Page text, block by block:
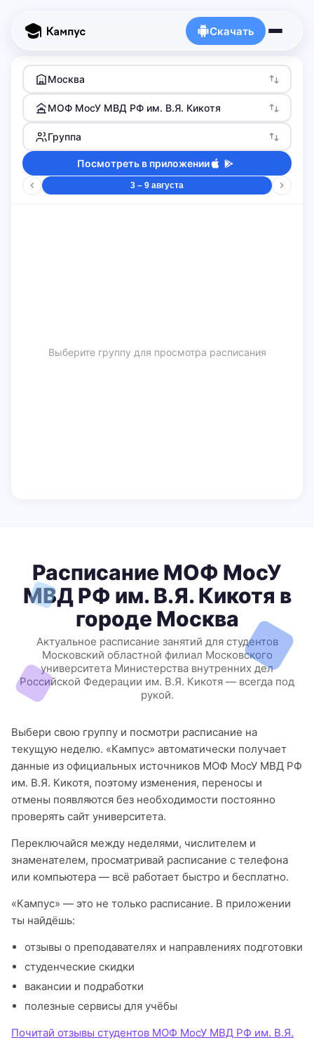
Скачать
Москва
МОФ МосУ МВД РФ им. В.Я. Кикотя
Группа
Посмотреть в приложении
3 – 9 августа
Выберите группу для просмотра расписания
Расписание МОФ МосУ
МВД РФ им. В.Я. Кикотя в
городе Москва
Актуальное расписание занятий для студентов
Московский областной филиал Московского
университета Министерства внутренних дел
Российской Федерации им. В.Я. Кикотя — всегда под
рукой.
Выбери свою группу и посмотри расписание на
текущую неделю. «Кампус» автоматически получает
данные из официальных источников МОФ МосУ МВД РФ
им. В.Я. Кикотя, поэтому изменения, переносы и
отмены появляются без необходимости постоянно
проверять сайт университета.
Переключайся между неделями, числителем и
знаменателем, просматривай расписание с телефона
или компьютера — всё работает быстро и бесплатно.
«Кампус» — это не только расписание. В приложении
ты найдёшь:
отзывы о преподавателях и направлениях подготовки
студенческие скидки
вакансии и подработки
полезные сервисы для учёбы
Почитай отзывы студентов МОФ МосУ МВД РФ им. В.Я.